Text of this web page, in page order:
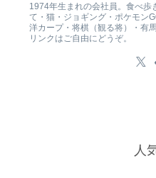
1974年生まれの会社員。食べ歩
て・猫・ジョギング・ポケモン
洋カープ・将棋（観る将）・有
リンクはご自由にどうぞ。
人